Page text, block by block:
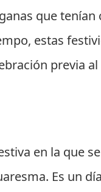
que
estas
previa al
en la que
Es un